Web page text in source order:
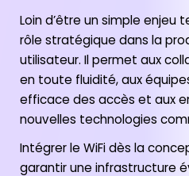
Loin d’être un simple enjeu
rôle stratégique dans la
utilisateur. Il permet aux
en toute fluidité, aux
efficace des accès et aux
nouvelles technologies
Intégrer le WiFi dès la
garantir une infrastructure